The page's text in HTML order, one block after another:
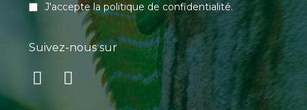
J'accepte lapolitique de confidentialité.
Suivez-nous sur